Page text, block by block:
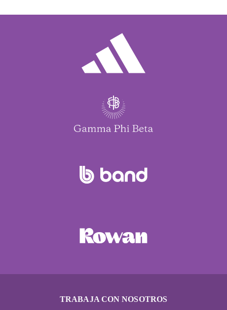
TRABAJA CON NOSOTROS